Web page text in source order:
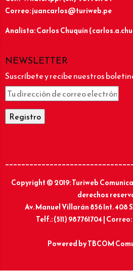
Correo: juancarlos@turiweb.pe
Analista: Carlos Chuquín
NEWSLETTER
Suscríbete y recibe nuestros
Copyright © 2019: Turiweb
derechos
Av. Manuel Villarán 856 Int. 408
Telf.: (511) 987761704 |
Powered byTBCOM